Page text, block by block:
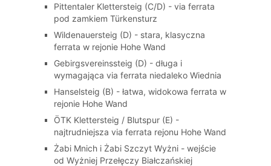
Pittentaler Klettersteig (C/D) - via ferrata
pod zamkiem Türkensturz
Wildenauersteig (D) - stara, klasyczna
ferrata w rejonie Hohe Wand
Gebirgsvereinssteig (D) - długa i
wymagająca via ferrata niedaleko Wiednia
Hanselsteig (B) - łatwa, widokowa ferrata w
rejonie Hohe Wand
ÖTK Klettersteig / Blutspur (E) -
najtrudniejsza via ferrata rejonu Hohe Wand
Żabi Mnich i Żabi Szczyt Wyżni - wejście
od Wyżniej Przełęczy Białczańskiej